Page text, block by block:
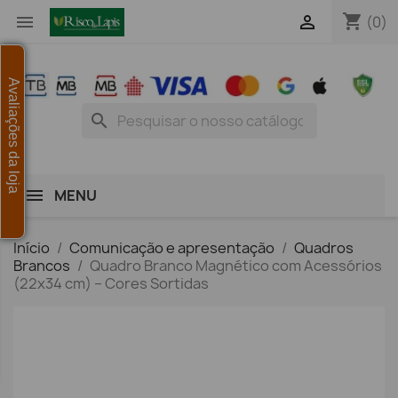
 shopping_cart (0)

search
MENU
Início Comunicação e apresentação
Quadros
Brancos
Quadro Branco Magnético com Acessórios
(22x34 cm) – Cores Sortidas
Avaliações da loja